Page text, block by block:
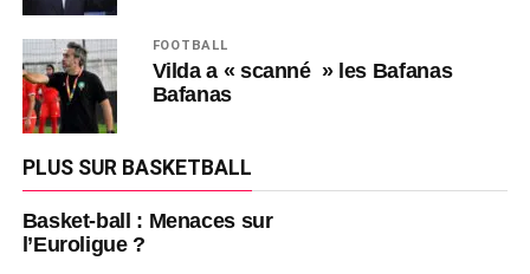
FOOTBALL
Vilda a « scanné » les Bafanas
Bafanas
PLUS SUR BASKETBALL
Basket-ball : Menaces sur
l’Euroligue ?